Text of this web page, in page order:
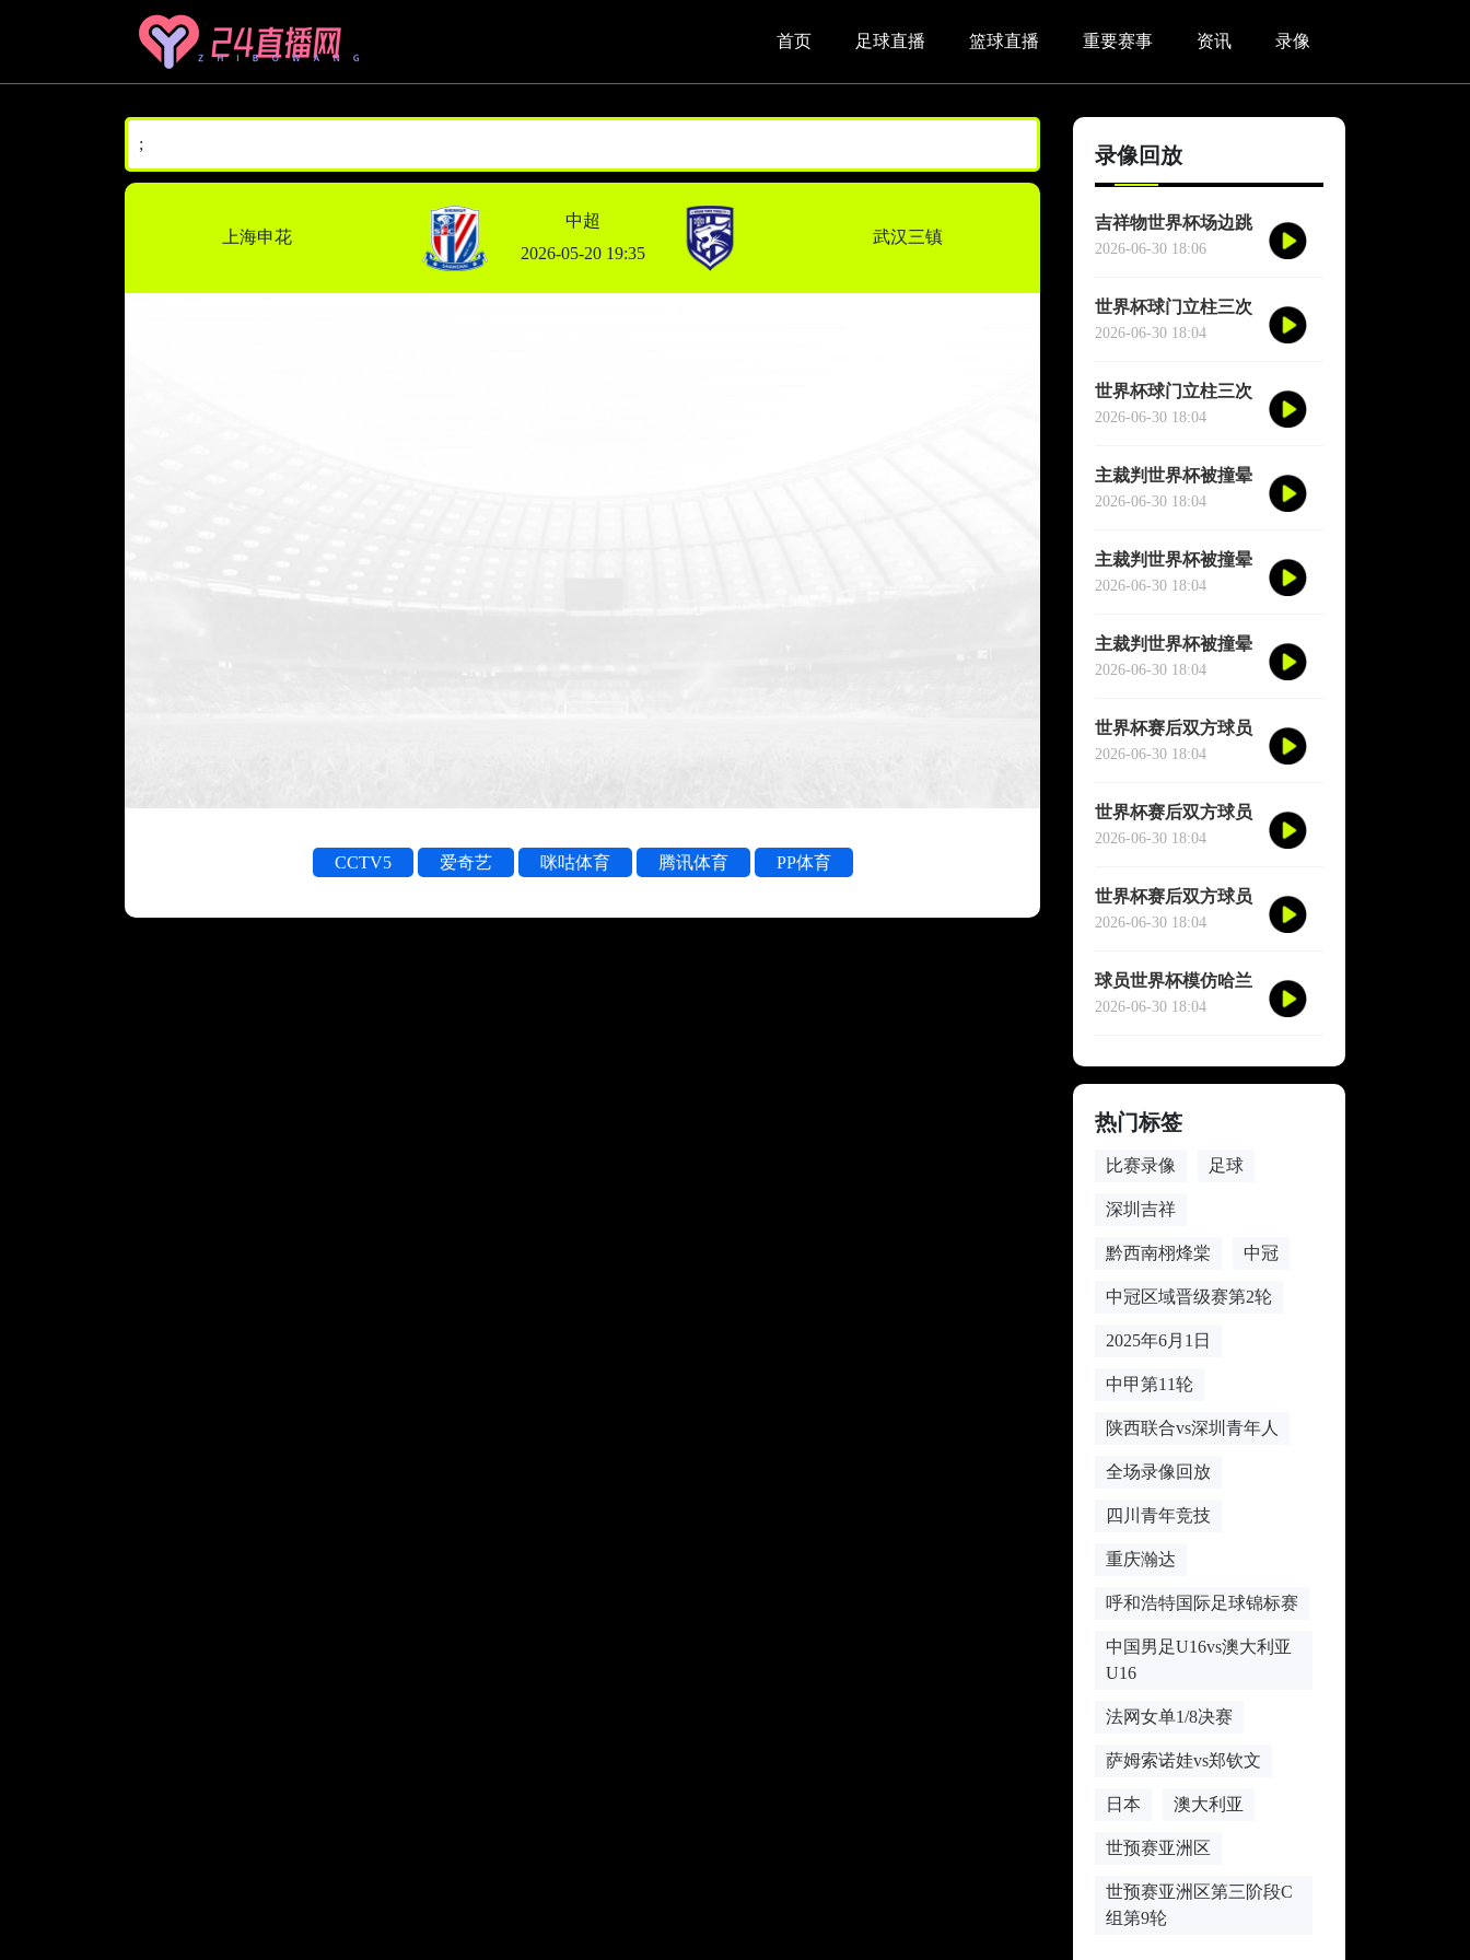
首页 足球直播 篮球直播 重要赛事 资讯 录像
;
上海申花
中超
2026-05-20 19:35
武汉三镇
CCTV5 爱奇艺 咪咕体育 腾讯体育 PP体育
录像回放
吉祥物世界杯场边跳
舞干扰对方门将
2026-06-30 18:06
世界杯球门立柱三次
救险
2026-06-30 18:04
世界杯球门立柱三次
救险
2026-06-30 18:04
主裁判世界杯被撞晕
短暂失去意识
2026-06-30 18:04
主裁判世界杯被撞晕
短暂失去意识
2026-06-30 18:04
主裁判世界杯被撞晕
短暂失去意识
2026-06-30 18:04
世界杯赛后双方球员
大规模冲突
2026-06-30 18:04
世界杯赛后双方球员
大规模冲突
2026-06-30 18:04
世界杯赛后双方球员
大规模冲突
2026-06-30 18:04
球员世界杯模仿哈兰
德冥想庆祝
2026-06-30 18:04
热门标签
比赛录像 足球
深圳吉祥
黔西南栩烽棠 中冠
中冠区域晋级赛第2轮
2025年6月1日
中甲第11轮
陕西联合vs深圳青年人
全场录像回放
四川青年竞技
重庆瀚达
呼和浩特国际足球锦标赛
中国男足U16vs澳大利亚
U16
法网女单1/8决赛
萨姆索诺娃vs郑钦文
日本 澳大利亚
世预赛亚洲区
世预赛亚洲区第三阶段C
组第9轮